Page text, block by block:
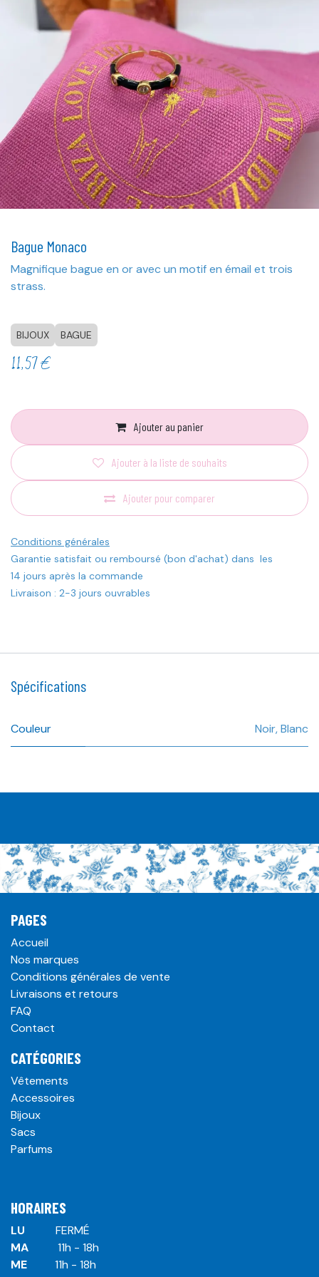
Bague Monaco
Magnifique bague en or avec un motif en émail et trois
strass.
BIJOUX BAGUE
11,57€
Ajouter au panier
Ajouter pour comparer
Ajouter à la liste de souhaits
Conditions générales
Garantie satisfait ou remboursé (bon d'achat) dans les
14 jours après la commande
Livraison : 2-3 jours ouvrables
Spécifications
Couleur Noir,Blanc
PAGES
Accueil
Nos marques
Conditions générales de vente
Livraisons et retours
FAQ
Contact
CATÉGORIES
Vêtements
Accessoires
Bijoux
Sacs
Parfums
HORAIRES
LU
​ ​FERMÉ
MA
​11h - 18h
ME
​11h - 18h